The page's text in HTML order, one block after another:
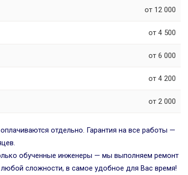
от 12 000
от 4 500
от 6 000
от 4 200
от 2 000
отдельно. Гарантия на все работы —
обученные инженеры — мы выполняем ремонт
сложности, в самое удобное для Вас время!